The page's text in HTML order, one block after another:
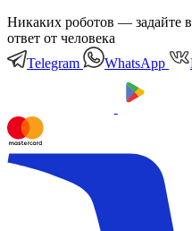
Никаких роботов — задайте
ответ от человека
Telegram
WhatsApp